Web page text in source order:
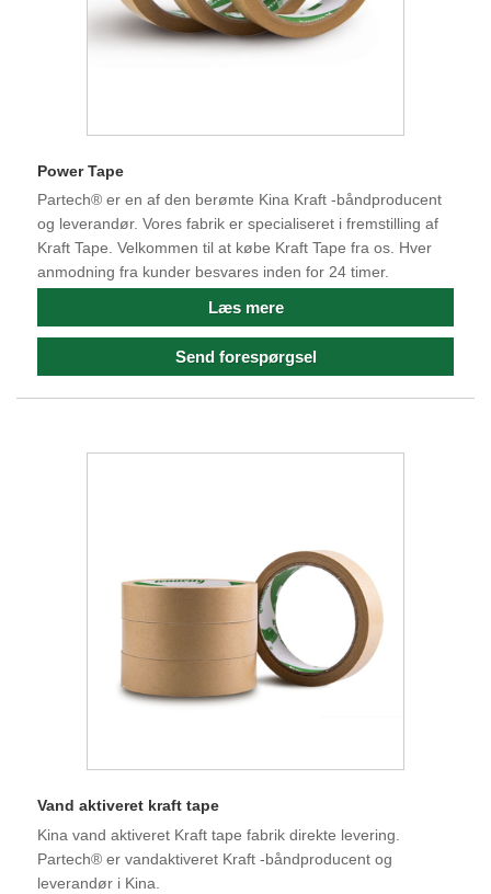
Power Tape
Partech® er en af ​​den berømte Kina Kraft -båndproducent
og leverandør. Vores fabrik er specialiseret i fremstilling af
Kraft Tape. Velkommen til at købe Kraft Tape fra os. Hver
anmodning fra kunder besvares inden for 24 timer.
Læs mere
Send forespørgsel
Vand aktiveret kraft tape
Kina vand aktiveret Kraft tape fabrik direkte levering.
Partech® er vandaktiveret Kraft -båndproducent og
leverandør i Kina.